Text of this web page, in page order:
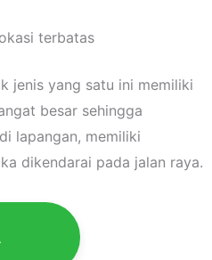
terbatas
jenis yang satu ini memiliki
besar sehingga
lapangan, memiliki
dikendarai pada jalan raya.